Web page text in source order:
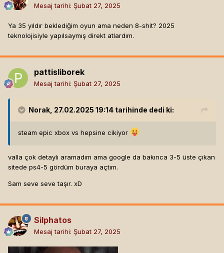
Mesaj tarihi: Şubat 27, 2025
Ya 35 yıldır beklediğim oyun ama neden 8-shit? 2025
teknolojisiyle yapılsaymış direkt atlardım.
pattisliborek
Mesaj tarihi: Şubat 27, 2025
Norak , 27.02.2025 19:14 tarihinde dedi ki:
steam epic xbox vs hepsine cikiyor
valla çok detaylı aramadım ama google da bakınca 3-5 üste çıkan
sitede ps4-5 gördüm buraya açtım.
Sam seve seve taşır. xD
Silphatos
Mesaj tarihi: Şubat 27, 2025